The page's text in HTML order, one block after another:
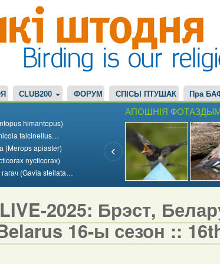
CLUB200 ФОРУМ СПІСЫ ПТУШАК Пра
himantopus)
falcinellus…
(Merops apiaster)
nycticorax)
(Gavia stellata…
АПОШНІЯ
2025: Брэст,
16-ы сезон ::